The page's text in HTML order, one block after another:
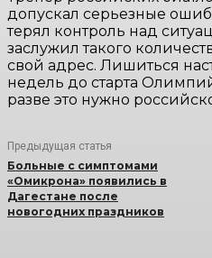
допускал серьезные
терял контроль над
заслужил такого
свой адрес. Лишиться
недель до старта
разве это нужно
Предыдущая статья
Больные с симптомами
«Омикрона» появились в
Дагестане после
новогодних праздников